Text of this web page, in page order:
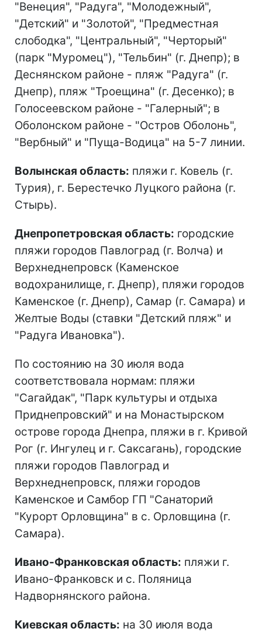
"Венеция", "Радуга", "Молодежный",
"Детский" и "Золотой", "Предместная
слободка", "Центральный", "Черторый"
(парк "Муромец"), "Тельбин" (г. Днепр); в
Деснянском районе - пляж "Радуга" (г.
Днепр), пляж "Троещина" (г. Десенко); в
Голосеевском районе - "Галерный"; в
Оболонском районе - "Остров Оболонь",
"Вербный" и "Пуща-Водица" на 5-7 линии.
Волынская область: пляжи г. Ковель (г.
Турия), г. Берестечко Луцкого района (г.
Стырь).
Днепропетровская область: городские
пляжи городов Павлоград (г. Волча) и
Верхнеднепровск (Каменское
водохранилище, г. Днепр), пляжи городов
Каменское (г. Днепр), Самар (г. Самара) и
Желтые Воды (ставки "Детский пляж" и
"Радуга Ивановка").
По состоянию на 30 июля вода
соответствовала нормам: пляжи
"Сагайдак", "Парк культуры и отдыха
Приднепровский" и на Монастырском
острове города Днепра, пляжи в г. Кривой
Рог (г. Ингулец и г. Саксагань), городские
пляжи городов Павлоград и
Верхнеднепровск, пляжи городов
Каменское и Самбор ГП "Санаторий
"Курорт Орловщина" в с. Орловщина (г.
Самара).
Ивано-Франковская область: пляжи г.
Ивано-Франковск и с. Поляница
Надворнянского района.
Киевская область: на 30 июля вода